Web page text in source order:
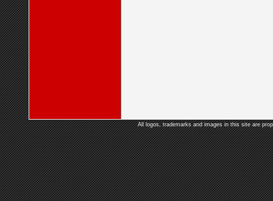
All logos, trademarks and images in this site are